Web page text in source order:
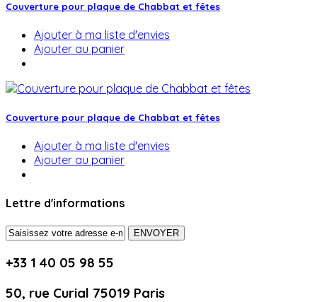
Couverture pour plaque de Chabbat et fêtes
Ajouter à ma liste d'envies
Ajouter au panier
Couverture pour plaque de Chabbat et fêtes
Ajouter à ma liste d'envies
Ajouter au panier
Lettre d'informations
ENVOYER
+33 1 40 05 98 55
50, rue Curial 75019 Paris